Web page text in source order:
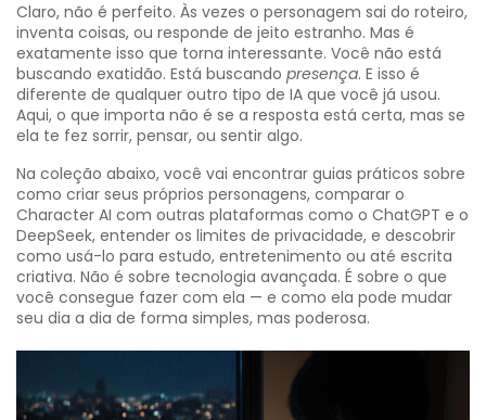
Claro, não é perfeito. Às vezes o personagem sai do roteiro,
inventa coisas, ou responde de jeito estranho. Mas é
exatamente isso que torna interessante. Você não está
buscando exatidão. Está buscando presença. E isso é
diferente de qualquer outro tipo de IA que você já usou.
Aqui, o que importa não é se a resposta está certa, mas se
ela te fez sorrir, pensar, ou sentir algo.
Na coleção abaixo, você vai encontrar guias práticos sobre
como criar seus próprios personagens, comparar o
Character AI com outras plataformas como o ChatGPT e o
DeepSeek, entender os limites de privacidade, e descobrir
como usá-lo para estudo, entretenimento ou até escrita
criativa. Não é sobre tecnologia avançada. É sobre o que
você consegue fazer com ela — e como ela pode mudar
seu dia a dia de forma simples, mas poderosa.